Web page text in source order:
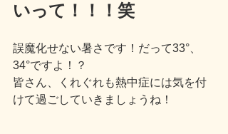
いって！！！笑
誤魔化せない暑さです！だって33°、
34°ですよ！？
皆さん、くれぐれも熱中症には気を付
けて過ごしていきましょうね！